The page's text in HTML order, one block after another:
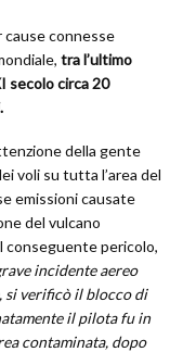
connesse
tra l’ultimo
secolo circa 20
della gente
voli su tutta l’area del
emissioni causate
del vulcano
conseguente pericolo,
incidente aereo
si verificò il blocco di
il pilota fu in
contaminata, dopo